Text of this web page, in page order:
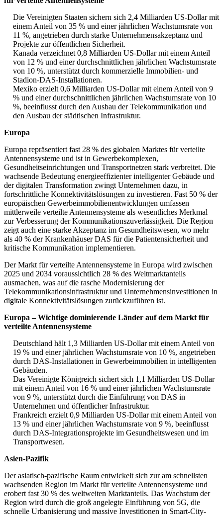
Die Vereinigten Staaten sichern sich 2,4 Milliarden US-Dollar mit
einem Anteil von 35 % und einer jährlichen Wachstumsrate von
11 %, angetrieben durch starke Unternehmensakzeptanz und
Projekte zur öffentlichen Sicherheit.
Kanada verzeichnet 0,8 Milliarden US-Dollar mit einem Anteil
von 12 % und einer durchschnittlichen jährlichen Wachstumsrate
von 10 %, unterstützt durch kommerzielle Immobilien- und
Stadion-DAS-Installationen.
Mexiko erzielt 0,6 Milliarden US-Dollar mit einem Anteil von 9
% und einer durchschnittlichen jährlichen Wachstumsrate von 10
%, beeinflusst durch den Ausbau der Telekommunikation und
den Ausbau der städtischen Infrastruktur.
Europa
Europa repräsentiert fast 28 % des globalen Marktes für verteilte
Antennensysteme und ist in Gewerbekomplexen,
Gesundheitseinrichtungen und Transportnetzen stark verbreitet. Die
wachsende Bedeutung energieeffizienter intelligenter Gebäude und
der digitalen Transformation zwingt Unternehmen dazu, in
fortschrittliche Konnektivitätslösungen zu investieren. Fast 50 % der
europäischen Gewerbeimmobilienentwicklungen umfassen
mittlerweile verteilte Antennensysteme als wesentliches Merkmal
zur Verbesserung der Kommunikationszuverlässigkeit. Die Region
zeigt auch eine starke Akzeptanz im Gesundheitswesen, wo mehr
als 40 % der Krankenhäuser DAS für die Patientensicherheit und
kritische Kommunikation implementieren.
Der Markt für verteilte Antennensysteme in Europa wird zwischen
2025 und 2034 voraussichtlich 28 % des Weltmarktanteils
ausmachen, was auf die rasche Modernisierung der
Telekommunikationsinfrastruktur und Unternehmensinvestitionen in
digitale Konnektivitätslösungen zurückzuführen ist.
Europa – Wichtige dominierende Länder auf dem Markt für
verteilte Antennensysteme
Deutschland hält 1,3 Milliarden US-Dollar mit einem Anteil von
19 % und einer jährlichen Wachstumsrate von 10 %, angetrieben
durch DAS-Installationen in Gewerbeimmobilien in intelligenten
Gebäuden.
Das Vereinigte Königreich sichert sich 1,1 Milliarden US-Dollar
mit einem Anteil von 16 % und einer jährlichen Wachstumsrate
von 9 %, unterstützt durch die Einführung von DAS in
Unternehmen und öffentlicher Infrastruktur.
Frankreich erzielt 0,9 Milliarden US-Dollar mit einem Anteil von
13 % und einer jährlichen Wachstumsrate von 9 %, beeinflusst
durch DAS-Integrationsprojekte im Gesundheitswesen und im
Transportwesen.
Asien-Pazifik
Der asiatisch-pazifische Raum entwickelt sich zur am schnellsten
wachsenden Region im Markt für verteilte Antennensysteme und
erobert fast 30 % des weltweiten Marktanteils. Das Wachstum der
Region wird durch die groß angelegte Einführung von 5G, die
schnelle Urbanisierung und massive Investitionen in Smart-City-